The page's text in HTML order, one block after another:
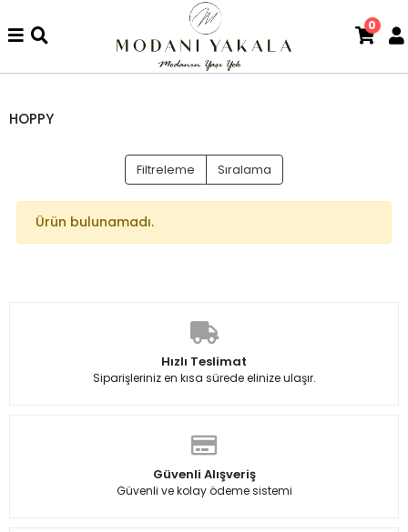
0
HOPPY
Filtreleme Sıralama
Ürün bulunamadı.
Hızlı Teslimat
Siparişleriniz en kısa sürede elinize ulaşır.
Güvenli Alışveriş
Güvenli ve kolay ödeme sistemi